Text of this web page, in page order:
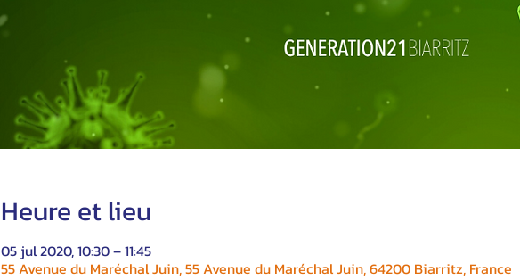
Heure et lieu
05 jul 2020, 10:30 – 11:45
55 Avenue du Maréchal Juin, 55 Avenue du Maréchal Juin, 64200 Biarritz, France